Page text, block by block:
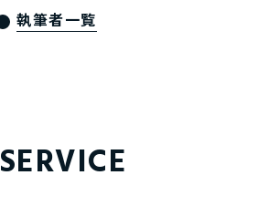
執筆者一覧
SERVICE